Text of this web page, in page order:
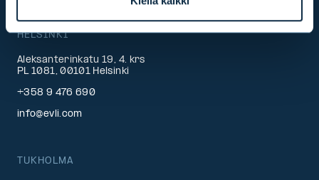
HELSINKI
Aleksanterinkatu 19, 4. krs
PL 1081, 00101 Helsinki
+358 9 476 690
info@evli.com
TUKHOLMA